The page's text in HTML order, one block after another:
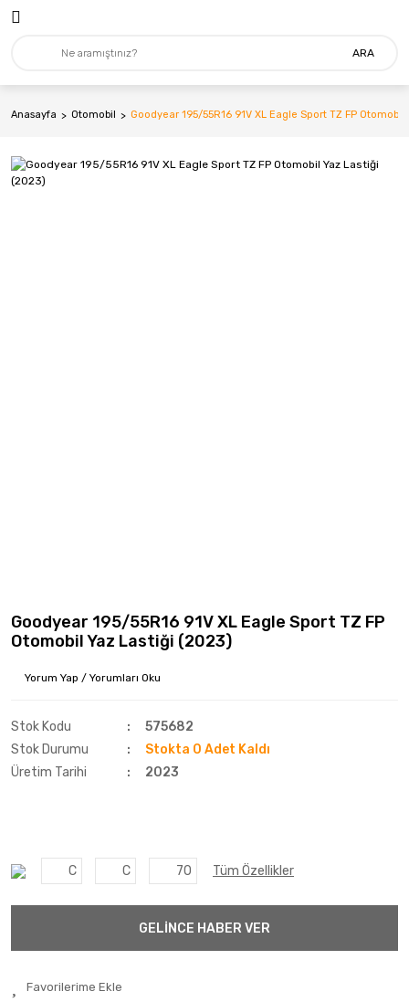
ARA
Anasayfa Otomobil Goodyear 195/55R16 91V XL Eagle Sport TZ FP
Goodyear 195/55R16 91V XL Eagle Sport TZ FP
Otomobil Yaz Lastiği (2023)
Yorum Yap / Yorumları Oku
Stok Kodu
575682
Stok Durumu
Stokta 0 Adet Kaldı
Üretim Tarihi
2023
C C 70 Tüm Özellikler
GELİNCE HABER VER